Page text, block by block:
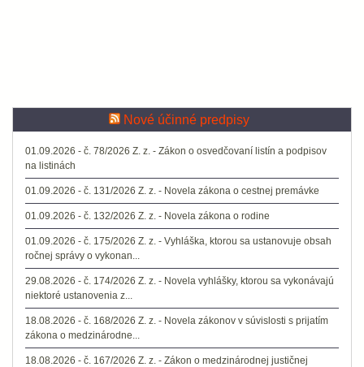
Nové účinné predpisy
01.09.2026 - č. 78/2026 Z. z. - Zákon o osvedčovaní listín a podpisov
na listinách
01.09.2026 - č. 131/2026 Z. z. - Novela zákona o cestnej premávke
01.09.2026 - č. 132/2026 Z. z. - Novela zákona o rodine
01.09.2026 - č. 175/2026 Z. z. - Vyhláška, ktorou sa ustanovuje obsah
ročnej správy o vykonan...
29.08.2026 - č. 174/2026 Z. z. - Novela vyhlášky, ktorou sa vykonávajú
niektoré ustanovenia z...
18.08.2026 - č. 168/2026 Z. z. - Novela zákonov v súvislosti s prijatím
zákona o medzinárodne...
18.08.2026 - č. 167/2026 Z. z. - Zákon o medzinárodnej justičnej